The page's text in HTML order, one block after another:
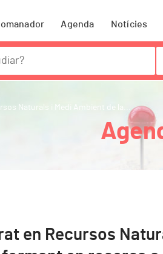
Agenda Notícies
Naturals i Medi Ambient de la...
en Recursos